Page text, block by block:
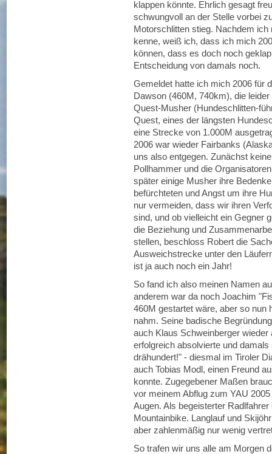
klappen könnte. Ehrlich gesagt
schwungvoll an der Stelle vorbei
Motorschlitten stieg. Nachdem
kenne, weiß ich, dass ich mich
können, dass es doch noch
Entscheidung von damals noch.
Gemeldet hatte ich mich 2006 für
Dawson (460M, 740km), die
Quest-Musher (Hundeschlitten-
Quest, eines der längsten
eine Strecke von 1.000M
2006 war wieder Fairbanks
uns also entgegen. Zunächst
Pollhammer und die
später einige Musher ihre
befürchteten und Angst um ihre
nur vermeiden, dass wir ihren
sind, und ob vielleicht ein Gegner
die Beziehung und
stellen, beschloss Robert die
Ausweichstrecke unter den
ist ja auch noch ein Jahr!
So fand ich also meinen Namen
anderem war da noch Joachim
460M gestartet wäre, aber so nun
nahm. Seine badische
auch Klaus Schweinberger
erfolgreich absolvierte und
drähundert!" - diesmal im Tiroler
auch Tobias Modl, einen Freund
konnte. Zugegebener Maßen
vor meinem Abflug zum YAU
Augen. Als begeisterter
Mountainbike. Langlauf und
aber zahlenmäßig nur wenig
So trafen wir uns alle am Morgen